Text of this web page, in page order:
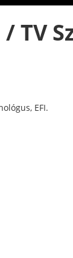
TV
EFI.